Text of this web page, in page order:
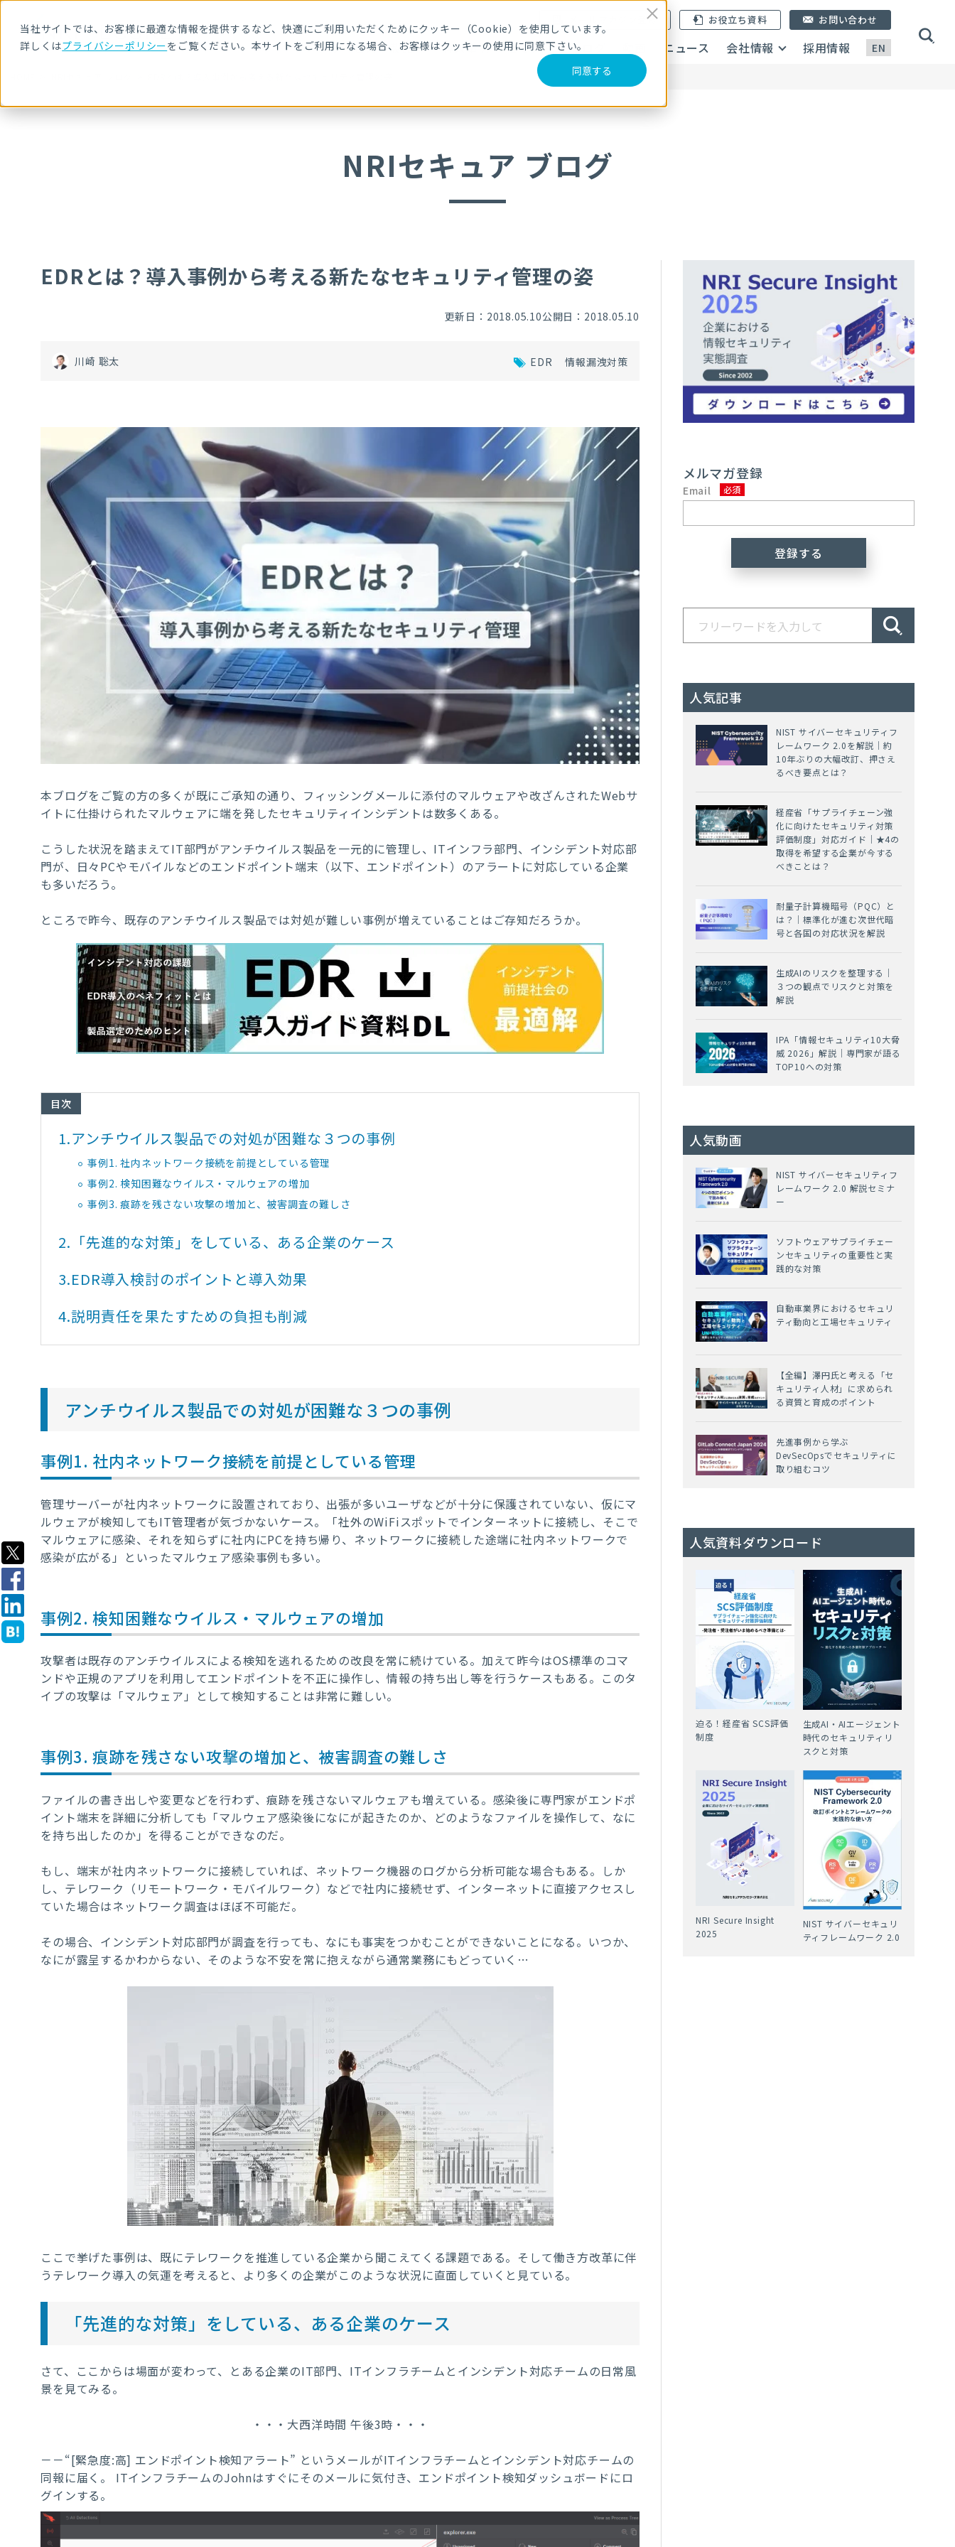
当社サイトでは、お客様に最適な情報を提供するなど、快適にご利用いただくためにクッキー（Cookie）を使用しています。
詳しくはプライバシーポリシーをご覧ください。本サイトをご利用になる場合、お客様はクッキーの使用に同意下さい。
同意する
EN
メールマガジン登録 お役立ち資料
サービス・製品 導入事例 セミナー ブログ ニュース 会社情報 採用情報
お問い合わせ
NRIセキュア ブログ
EDRとは？導入事例から考える新たなセキュリティ管理の姿
更新日：2018.05.10公開日：2018.05.10
川崎 聡太 EDR 情報漏洩対策
本ブログをご覧の方の多くが既にご承知の通り、フィッシングメールに添付のマルウェアや改ざんされたWebサ
イトに仕掛けられたマルウェアに端を発したセキュリティインシデントは数多くある。
こうした状況を踏まえてIT部門がアンチウイルス製品を一元的に管理し、ITインフラ部門、インシデント対応部
門が、日々PCやモバイルなどのエンドポイント端末（以下、エンドポイント）のアラートに対応している企業
も多いだろう。
ところで昨今、既存のアンチウイルス製品では対処が難しい事例が増えていることはご存知だろうか。
目次
1.アンチウイルス製品での対処が困難な３つの事例
事例1. 社内ネットワーク接続を前提としている管理
事例2. 検知困難なウイルス・マルウェアの増加
事例3. 痕跡を残さない攻撃の増加と、被害調査の難しさ
2. 「先進的な対策」をしている、ある企業のケース
3.EDR導入検討のポイントと導入効果
4.説明責任を果たすための負担も削減
アンチウイルス製品での対処が困難な３つの事例
事例1. 社内ネットワーク接続を前提としている管理
管理サーバーが社内ネットワークに設置されており、出張が多いユーザなどが十分に保護されていない、仮にマ
ルウェアが検知してもIT管理者が気づかないケース。「社外のWiFiスポットでインターネットに接続し、そこで
マルウェアに感染、それを知らずに社内にPCを持ち帰り、ネットワークに接続した途端に社内ネットワークで
感染が広がる」といったマルウェア感染事例も多い。
事例2. 検知困難なウイルス・ マルウェアの増加
攻撃者は既存のアンチウイルスによる検知を逃れるための改良を常に続けている。加えて昨今はOS標準のコマ
ンドや正規のアプリを利用してエンドポイントを不正に操作し、情報の持ち出し等を行うケースもある。このタ
イプの攻撃は「マルウェア」として検知することは非常に難しい。
事例3. 痕跡を残さない攻撃の増加と、被害調査の難しさ
ファイルの書き出しや変更などを行わず、痕跡を残さないマルウェアも増えている。感染後に専門家がエンドポ
イント端末を詳細に分析しても「マルウェア感染後になにが起きたのか、どのようなファイルを操作して、なに
を持ち出したのか」を得ることができなのだ。
もし、端末が社内ネットワークに接続していれば、ネットワーク機器のログから分析可能な場合もある。しか
し、テレワーク（リモートワーク・モバイルワーク）などで社内に接続せず、インターネットに直接アクセスし
ていた場合はネットワーク調査はほぼ不可能だ。
その場合、インシデント対応部門が調査を行っても、なにも事実をつかむことができないことになる。いつか、
なにが露呈するかわからない、そのような不安を常に抱えながら通常業務にもどっていく…
ここで挙げた事例は、既にテレワークを推進している企業から聞こえてくる課題である。そして働き方改革に伴
うテレワーク導入の気運を考えると、より多くの企業がこのような状況に直面していくと見ている。
「先進的な対策」をしている、ある企業のケース
さて、ここからは場面が変わって、とある企業のIT部門、 ITインフラチームとインシデント対応チームの日常風
景を見てみる。
・・・大西洋時間 午後3時・・・
－－“[緊急度:高] エンドポイント検知アラート” というメールがITインフラチームとインシデント対応チームの
同報に届く。
ITインフラチームのJohnはすぐにそのメールに気付き、エンドポイント検知ダッシュボードにロ
グインする。
メルマガ登録
Email
人気記事
NIST サイバーセキュリティフ
レームワーク 2.0を解説｜約
10年ぶりの大幅改訂、押さえ
るべき要点とは？
経産省「サプライチェーン強
化に向けたセキュリティ対策
評価制度」対応ガイド｜★4の
取得を希望する企業が今する
べきことは？
耐量子計算機暗号（PQC）と
は？｜標準化が進む次世代暗
号と各国の対応状況を解説
生成AIのリスクを整理する｜
３つの観点でリスクと対策を
解説
IPA「情報セキュリティ10大脅
威 2026」解説｜専門家が語る
TOP10への対策
人気動画
NIST サイバーセキュリティフ
レームワーク 2.0 解説セミナ
ー
ソフトウェアサプライチェー
ンセキュリティの重要性と実
践的な対策
自動車業界におけるセキュリ
ティ動向と工場セキュリティ
【全編】澤円氏と考える「セ
キュリティ人材」に求められ
る資質と育成のポイント
先進事例から学ぶ
DevSecOpsでセキュリティに
取り組むコツ
人気資料ダウンロード
迫る！経産省 SCS評価
制度
生成AI・AIエージェント
時代のセキュリティリ
スクと対策
NRI Secure Insight
2025
NIST サイバーセキュリ
ティフレームワーク 2.0